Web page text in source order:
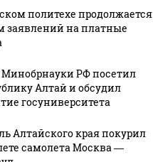
Александр
Терентьев
политехе продолжается
заявлений на платные
Минобрнауки РФ посетил
Алтай и обсудил
госуниверситета
Алтайского края покурил
самолета Москва —